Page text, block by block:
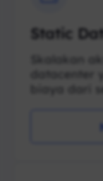
Static
Skalakan
datacenter
biaya dari